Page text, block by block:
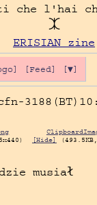
che l'hai
ERISIAN zine
[Feed] [▼]
[Hide]
musiał­­­­­­­­­­­­­­­­­­­­­­­­­­­­­­­­­